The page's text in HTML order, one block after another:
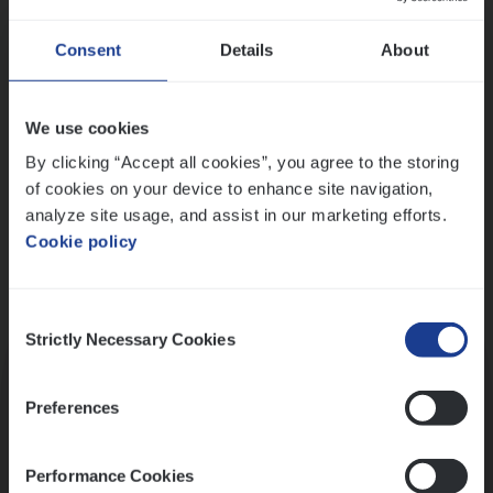
Consent Details About
We use cookies
By clicking “Accept all cookies”, you agree to the storing
of cookies on your device to enhance site navigation,
analyze site usage, and assist in our marketing efforts.
Cookie policy
Selection
Strictly Necessary Cookies
Preferences
Performance Cookies
Ons sollicitatieproces